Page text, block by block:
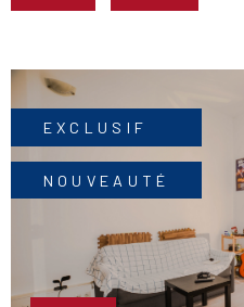
EXCLUSIF
NOUVEAUTÉ
VOIR